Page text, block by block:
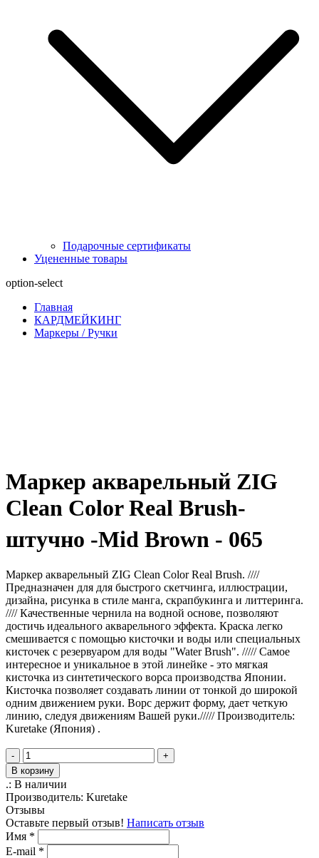
Подарочные сертификаты
Уцененные товары
option-select
Главная
КАРДМЕЙКИНГ
Маркеры / Ручки
Маркер акварельный ZIG
Clean Color Real Brush-
штучно -Mid Brown - 065
Маркер акварельный ZIG Clean Color Real Brush. ////
Предназначен для для быстрого скетчинга, иллюстрации,
дизайна, рисунка в стиле манга, скрапбукинга и литтеринга.
//// Качественные чернила на водной основе, позволяют
достичь идеального акварельного эффекта. Краска легко
смешивается с помощью кисточки и воды или специальных
кисточек с резервуаром для воды "Water Brush". ///// Самое
интересное и уникальное в этой линейке - это мягкая
кисточка из синтетического ворса производства Японии.
Кисточка позволяет создавать линии от тонкой до широкой
одним движением руки. Ворс держит форму, дает четкую
линию, следуя движениям Вашей руки.///// Производитель:
Kuretake (Япония) .
-
+
В корзину
.: В наличии
Производитель: Kuretake
Отзывы
Оставьте первый отзыв! Написать отзыв
Имя *
E-mail *